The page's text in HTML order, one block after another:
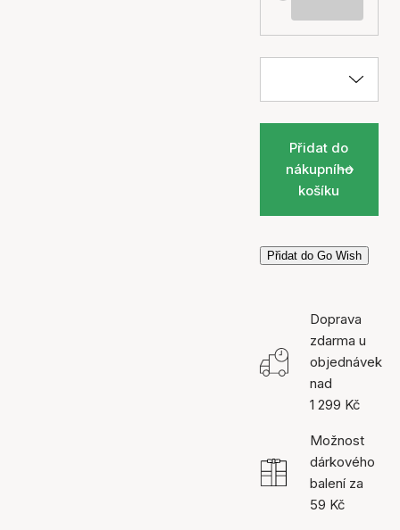
Přidat do
nákupního
košíku
Přidat do Go Wish
Doprava
zdarma u
objednávek
nad
1 299 Kč
Možnost
dárkového
balení za
59 Kč